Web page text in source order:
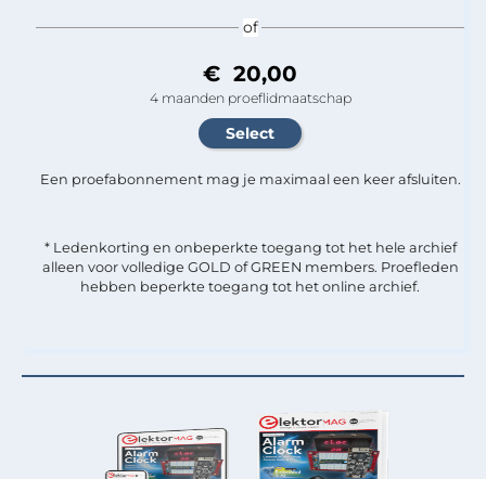
of
€ 20,00
4 maanden proeflidmaatschap
Een proefabonnement mag je maximaal een keer afsluiten.
* Ledenkorting en onbeperkte toegang tot het hele archief
alleen voor volledige GOLD of GREEN members. Proefleden
hebben beperkte toegang tot het online archief.